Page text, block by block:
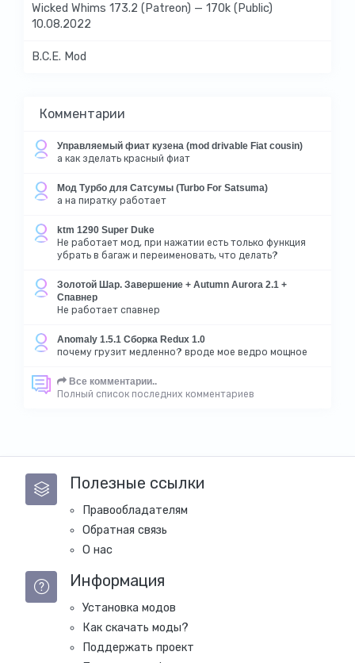
Wicked Whims 173.2 (Patreon) — 170k (Public)
10.08.2022
B.C.E. Mod
Комментарии
Управляемый фиат кузена (mod drivable Fiat cousin)
а как зделать красный фиат
Мод Турбо для Сатсумы (Turbo For Satsuma)
а на пиратку работает
ktm 1290 Super Duke
Не работает мод, при нажатии есть только функция
убрать в багаж и переименовать, что делать?
Золотой Шар. Завершение + Autumn Aurora 2.1 +
Спавнер
Не работает спавнер
Anomaly 1.5.1 Сборка Redux 1.0
почему грузит медленно? вроде мое ведро мощное
Все комментарии..
Полный список последних комментариев
Полезные ссылки
Правообладателям
Обратная связь
О нас
Информация
Установка модов
Как скачать моды?
Поддержать проект